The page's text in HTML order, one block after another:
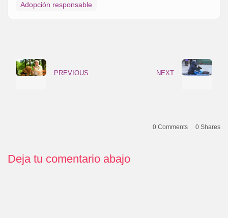
Adopción responsable
PREVIOUS NEXT
0 Comments 0 Shares
Deja tu comentario abajo